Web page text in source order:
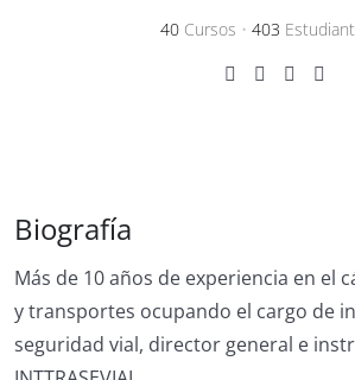
40Cursos • 403
Biografía
Más de 10 años de experiencia en el
y transportes ocupando el cargo de
seguridad vial, director general e